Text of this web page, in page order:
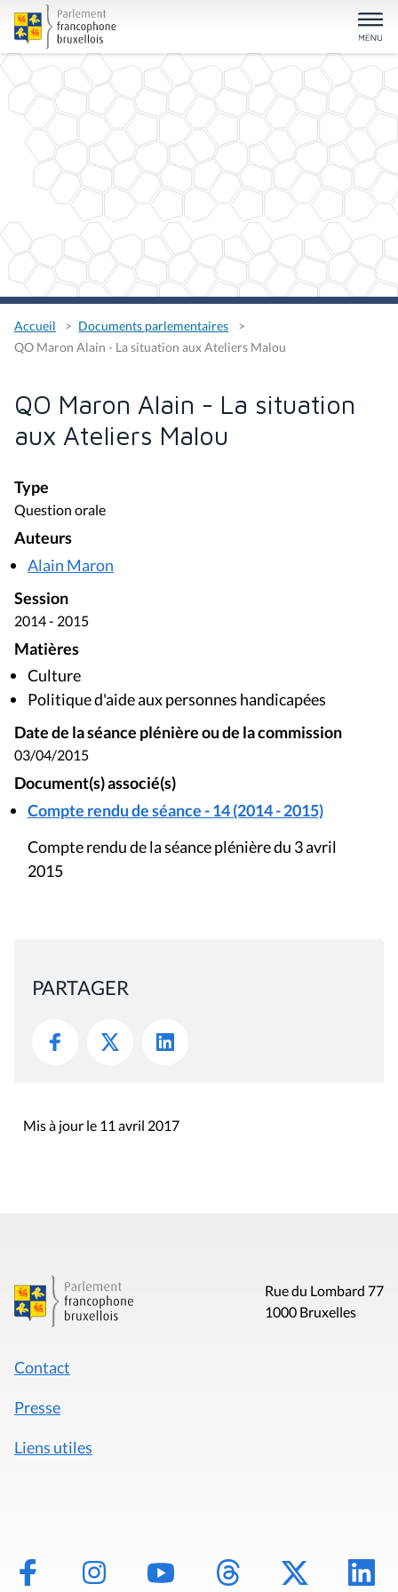
Accueil
Documents parlementaires
QO Maron Alain - La situation aux Ateliers Malou
QO Maron Alain - La situation
aux Ateliers Malou
Type
Question orale
Auteurs
Alain Maron
Session
2014 - 2015
Matières
Culture
Politique d'aide aux personnes handicapées
Date de la séance plénière ou de la commission
03/04/2015
Document(s) associé(s)
Compte rendu de séance - 14 (2014 - 2015)
Compte rendu de la séance plénière du 3 avril
2015
PARTAGER
Mis à jour le 11 avril 2017
Rue du Lombard 77
1000 Bruxelles
Contact
Presse
Liens utiles